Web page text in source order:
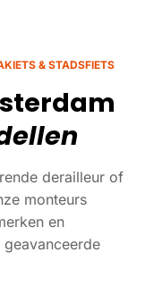
& STADSFIETS
derailleur of
monteurs
en